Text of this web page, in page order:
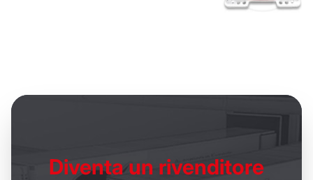
Diventa un rivenditore